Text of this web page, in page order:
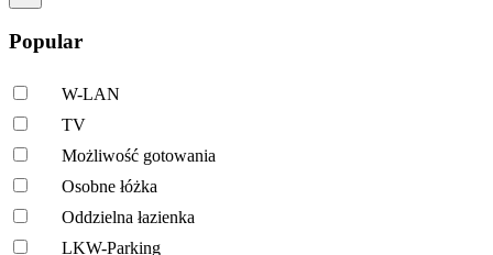
Popular
W-LAN
TV
Możliwość gotowania
Osobne łóżka
Oddzielna łazienka
LKW-Parking